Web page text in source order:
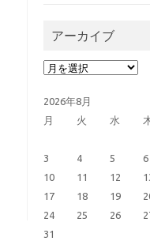
アーカイブ
アーカイブ
2026年8月
月
火 水
3
4 5 6
10
11 12
17
18 19
24
25 26
31